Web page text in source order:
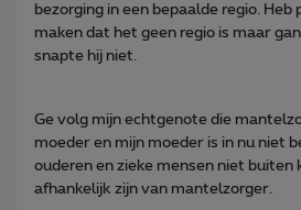
bezorging in een bepaalde regio.
maken dat het geen regio is maar
snapte hij niet.
Ge volg mijn echtgenote die
moeder en mijn moeder is in nu niet
ouderen en zieke mensen niet buiten
afhankelijk zijn van mantelzorger.